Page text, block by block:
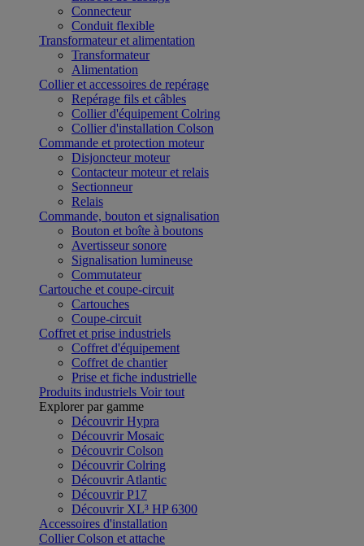
Connecteur
Conduit flexible
Transformateur et alimentation
Transformateur
Alimentation
Collier et accessoires de repérage
Repérage fils et câbles
Collier d'équipement Colring
Collier d'installation Colson
Commande et protection moteur
Disjoncteur moteur
Contacteur moteur et relais
Sectionneur
Relais
Commande, bouton et signalisation
Bouton et boîte à boutons
Avertisseur sonore
Signalisation lumineuse
Commutateur
Cartouche et coupe-circuit
Cartouches
Coupe-circuit
Coffret et prise industriels
Coffret d'équipement
Coffret de chantier
Prise et fiche industrielle
Produits industriels Voir tout
Explorer par gamme
Découvrir Hypra
Découvrir Mosaic
Découvrir Colson
Découvrir Colring
Découvrir Atlantic
Découvrir P17
Découvrir XL³ HP 6300
Accessoires d'installation
Collier Colson et attache